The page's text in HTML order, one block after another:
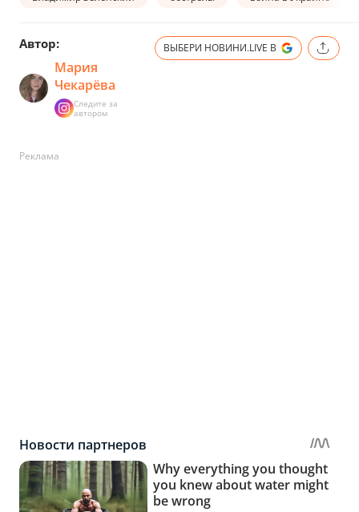
Автор:
Мария
Чекарёва
Следите за
автором
ВЫБЕРИ НОВИНИ.LIVE В
Реклама